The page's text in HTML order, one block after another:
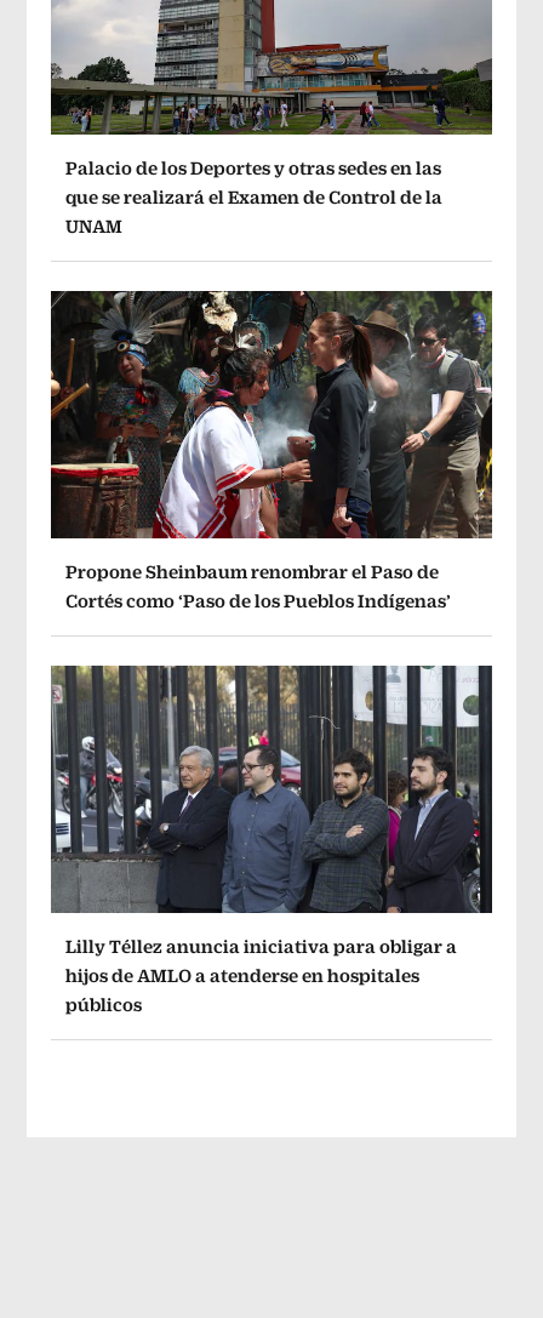
Palacio de los Deportes y otras sedes en las
que se realizará el Examen de Control de la
UNAM
Propone Sheinbaum renombrar el Paso de
Cortés como ‘Paso de los Pueblos Indígenas’
Lilly Téllez anuncia iniciativa para obligar a
hijos de AMLO a atenderse en hospitales
públicos